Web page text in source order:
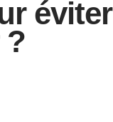
éviter
?